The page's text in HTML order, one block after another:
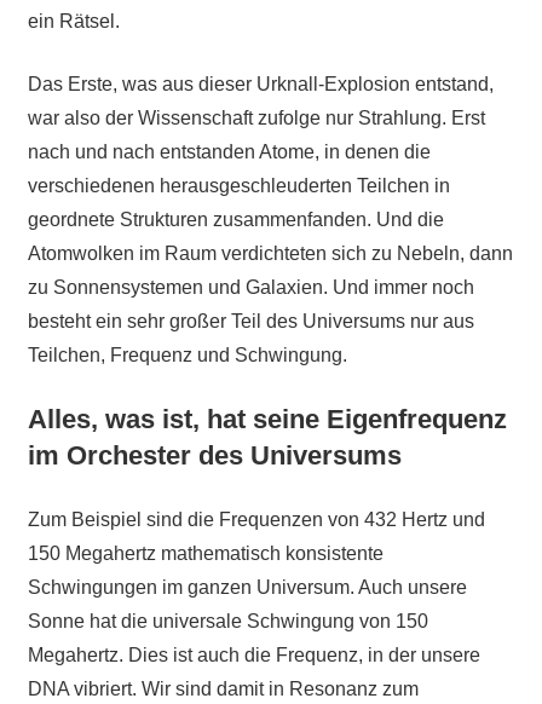
ein Rätsel.
Das Erste, was aus dieser Urknall-Explosion entstand,
war also der Wissenschaft zufolge nur Strahlung. Erst
nach und nach entstanden Atome, in denen die
verschiedenen herausgeschleuderten Teilchen in
geordnete Strukturen zusammenfanden. Und die
Atomwolken im Raum verdichteten sich zu Nebeln, dann
zu Sonnensystemen und Galaxien. Und immer noch
besteht ein sehr großer Teil des Universums nur aus
Teilchen, Frequenz und Schwingung.
Alles, was ist, hat seine Eigenfrequenz
im Orchester des Universums
Zum Beispiel sind die Frequenzen von 432 Hertz und
150 Megahertz mathematisch konsistente
Schwingungen im ganzen Universum. Auch unsere
Sonne hat die universale Schwingung von 150
Megahertz. Dies ist auch die Frequenz, in der unsere
DNA vibriert. Wir sind damit in Resonanz zum